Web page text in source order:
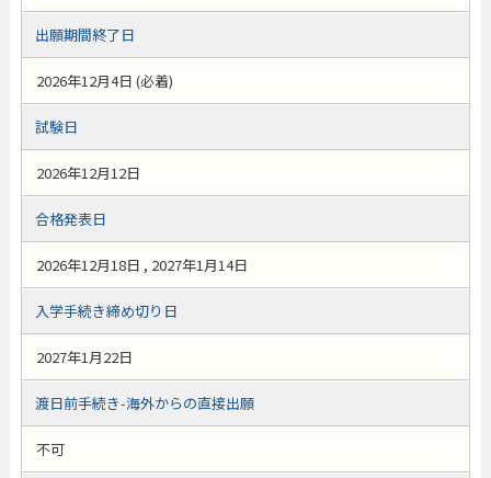
出願期間終了日
2026年12月4日 (必着)
試験日
2026年12月12日
合格発表日
2026年12月18日 , 2027年1月14日
入学手続き締め切り日
2027年1月22日
渡日前手続き-海外からの直接出願
不可